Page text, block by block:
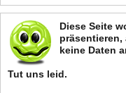
Diese Seite
präsentieren,
keine Daten
Tut uns leid.